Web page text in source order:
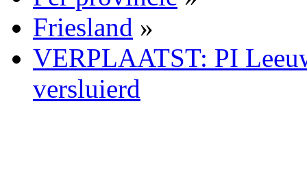
Friesland »
VERPLAATST: PI
versluierd